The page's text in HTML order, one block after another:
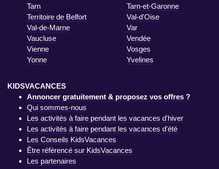
Tarn
Tarn-et-Garonne
Territoire de Belfort
Val-d'Oise
Val-de-Marne
Var
Vaucluse
Vendée
Vienne
Vosges
Yonne
Yvelines
KIDSVACANCES
Annoncer gratuitement & proposez vos offres ?
Qui sommes-nous
Les activités à faire pendant les vacances d'hiver
Les activités à faire pendant les vacances d'été
Les Conseils KidsVacances
Être référencé sur KidsVacances
Les partenaires